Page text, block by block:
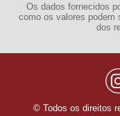
Os dados fornecidos
como os valores podem
dos
© Todos os direitos